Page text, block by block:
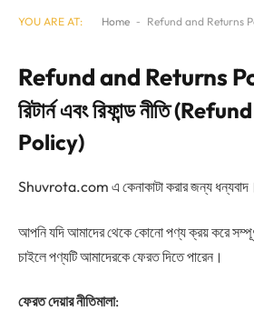
YOU ARE AT: Home - Refund and Returns
Refund and Returns
রিটার্ন এবং রিফান্ড নীতি
Policy)
Shuvrota.com এ কেনাকাটা করার জন্য ধন্যবাদ।
আপনি যদি আমাদের থেকে কোনো পণ্য ক্রয় করে
চাইলে পণ্যটি আমাদেরকে ফেরত দিতে পারেন।
ফেরত দেয়ার নীতিমালা: